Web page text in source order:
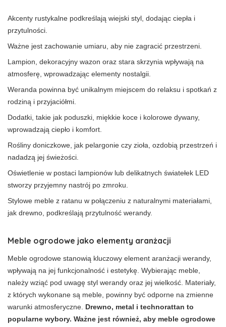
Akcenty rustykalne podkreślają wiejski styl, dodając ciepła i
przytulności.
Ważne jest zachowanie umiaru, aby nie zagracić przestrzeni.
Lampion, dekoracyjny wazon oraz stara skrzynia wpływają na
atmosferę, wprowadzając elementy nostalgii.
Weranda powinna być unikalnym miejscem do relaksu i spotkań z
rodziną i przyjaciółmi.
Dodatki, takie jak poduszki, miękkie koce i kolorowe dywany,
wprowadzają ciepło i komfort.
Rośliny doniczkowe, jak pelargonie czy zioła, ozdobią przestrzeń i
nadadzą jej świeżości.
Oświetlenie w postaci lampionów lub delikatnych światełek LED
stworzy przyjemny nastrój po zmroku.
Stylowe meble z ratanu w połączeniu z naturalnymi materiałami,
jak drewno, podkreślają przytulność werandy.
Meble ogrodowe jako elementy aranżacji
Meble ogrodowe stanowią kluczowy element aranżacji werandy,
wpływają na jej funkcjonalność i estetykę. Wybierając meble,
należy wziąć pod uwagę styl werandy oraz jej wielkość. Materiały,
z których wykonane są meble, powinny być odporne na zmienne
warunki atmosferyczne. Drewno, metal i technorattan to
popularne wybory. Ważne jest również, aby meble ogrodowe